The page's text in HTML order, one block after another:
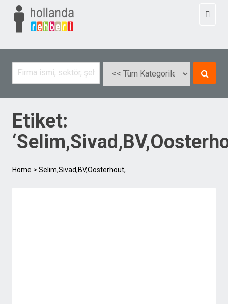
Etiket:
Home > Selim,Sivad,BV,Oosterhout,